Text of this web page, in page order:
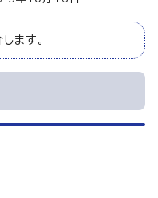
ます。